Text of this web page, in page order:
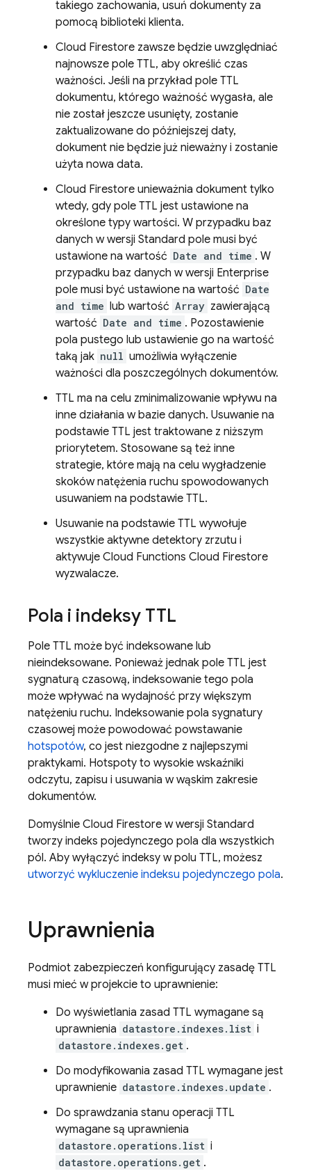
takiego zachowania, usuń dokumenty za
pomocą biblioteki klienta.
Cloud Firestore zawsze będzie uwzględniać
najnowsze pole TTL, aby określić czas
ważności. Jeśli na przykład pole TTL
dokumentu, którego ważność wygasła, ale
nie został jeszcze usunięty, zostanie
zaktualizowane do późniejszej daty,
dokument nie będzie już nieważny i zostanie
użyta nowa data.
Cloud Firestore unieważnia dokument tylko
wtedy, gdy pole TTL jest ustawione na
określone typy wartości. W przypadku baz
danych w wersji Standard pole musi być
ustawione na wartość Date and time . W
przypadku baz danych w wersji Enterprise
pole musi być ustawione na wartość Date
and time lub wartość Array zawierającą
wartość Date and time . Pozostawienie
pola pustego lub ustawienie go na wartość
taką jak null umożliwia wyłączenie
ważności dla poszczególnych dokumentów.
TTL ma na celu zminimalizowanie wpływu na
inne działania w bazie danych. Usuwanie na
podstawie TTL jest traktowane z niższym
priorytetem. Stosowane są też inne
strategie, które mają na celu wygładzenie
skoków natężenia ruchu spowodowanych
usuwaniem na podstawie TTL.
Usuwanie na podstawie TTL wywołuje
wszystkie aktywne detektory zrzutu i
aktywuje Cloud Functions Cloud Firestore
wyzwalacze.
Pola i indeksy TTL
Pole TTL może być indeksowane lub
nieindeksowane. Ponieważ jednak pole TTL jest
sygnaturą czasową, indeksowanie tego pola
może wpływać na wydajność przy większym
natężeniu ruchu. Indeksowanie pola sygnatury
czasowej może powodować powstawanie
hotspotów, co jest niezgodne z najlepszymi
praktykami. Hotspoty to wysokie wskaźniki
odczytu, zapisu i usuwania w wąskim zakresie
dokumentów.
Domyślnie Cloud Firestore w wersji Standard
tworzy indeks pojedynczego pola dla wszystkich
pól. Aby wyłączyć indeksy w polu TTL, możesz
utworzyć wykluczenie indeksu pojedynczego pola.
Uprawnienia
Podmiot zabezpieczeń konfigurujący zasadę TTL
musi mieć w projekcie to uprawnienie:
Do wyświetlania zasad TTL wymagane są
uprawnienia datastore.indexes.list i
datastore.indexes.get .
Do modyfikowania zasad TTL wymagane jest
uprawnienie datastore.indexes.update .
Do sprawdzania stanu operacji TTL
wymagane są uprawnienia
datastore.operations.list i
datastore.operations.get .